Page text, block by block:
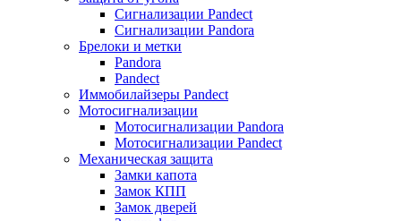
Сигнализации Pandect
Сигнализации Pandora
Брелоки и метки
Pandora
Pandect
Иммобилайзеры Pandect
Мотосигнализации
Мотосигнализации Pandora
Мотосигнализации Pandect
Механическая защита
Замки капота
Замок КПП
Замок дверей